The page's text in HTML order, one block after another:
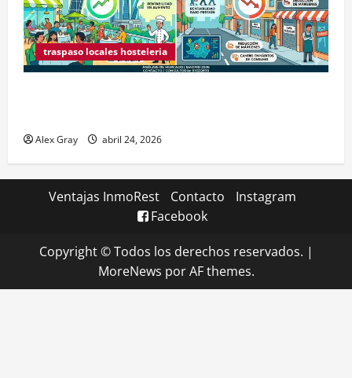
traspaso locales hosteleria
Alex Gray abril 24, 2026
Ventajas InmoRest Contacto
Instagram
Facebook
Copyright © Todos los derechos reservados. |
MoreNews por AF themes.